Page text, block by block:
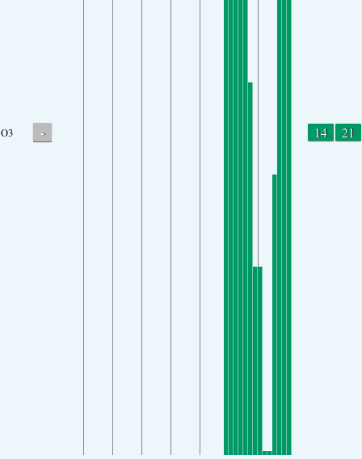
O3 - 14 21